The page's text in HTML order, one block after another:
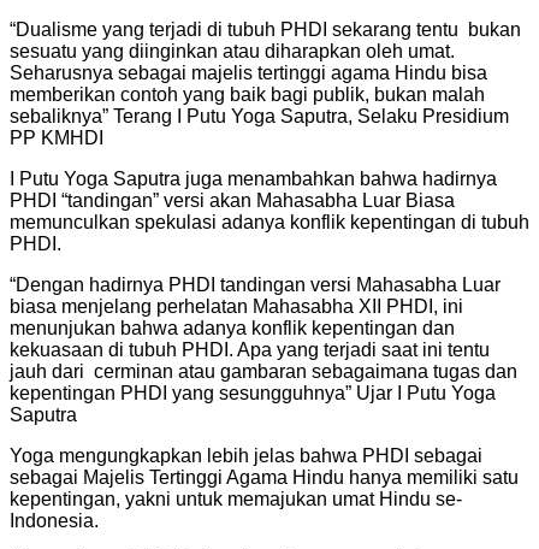
“Dualisme yang terjadi di tubuh PHDI sekarang tentu bukan
sesuatu yang diinginkan atau diharapkan oleh umat.
Seharusnya sebagai majelis tertinggi agama Hindu bisa
memberikan contoh yang baik bagi publik, bukan malah
sebaliknya” Terang I Putu Yoga Saputra, Selaku Presidium
PP KMHDI
I Putu Yoga Saputra juga menambahkan bahwa hadirnya
PHDI “tandingan” versi akan Mahasabha Luar Biasa
memunculkan spekulasi adanya konflik kepentingan di tubuh
PHDI.
“Dengan hadirnya PHDI tandingan versi Mahasabha Luar
biasa menjelang perhelatan Mahasabha XII PHDI, ini
menunjukan bahwa adanya konflik kepentingan dan
kekuasaan di tubuh PHDI. Apa yang terjadi saat ini tentu
jauh dari cerminan atau gambaran sebagaimana tugas dan
kepentingan PHDI yang sesungguhnya” Ujar I Putu Yoga
Saputra
Yoga mengungkapkan lebih jelas bahwa PHDI sebagai
sebagai Majelis Tertinggi Agama Hindu hanya memiliki satu
kepentingan, yakni untuk memajukan umat Hindu se-
Indonesia.